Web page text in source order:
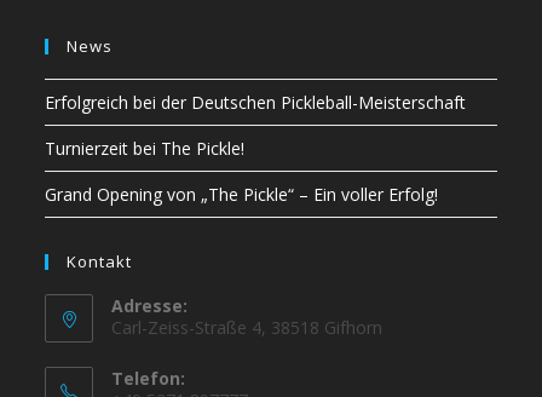
News
Erfolgreich bei der Deutschen Pickleball-Meisterschaft
Turnierzeit bei The Pickle!
Grand Opening von „The Pickle“ – Ein voller Erfolg!
Kontakt
Adresse:
Carl-Zeiss-Straße 4, 38518 Gifhorn
Telefon: